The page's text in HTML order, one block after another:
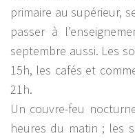
primaire au supérieur,
passer à
septembre aussi. Les
15h, les cafés et
21h.
Un couvre-feu
heures du matin ; les